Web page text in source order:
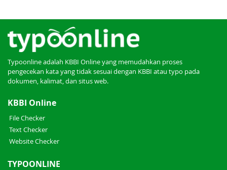
Typoonline adalah KBBI Online yang memudahkan proses
pengecekan kata yang tidak sesuai dengan KBBI atau typo pada
dokumen, kalimat, dan situs web.
KBBI Online
File Checker
Text Checker
Website Checker
TYPOONLINE